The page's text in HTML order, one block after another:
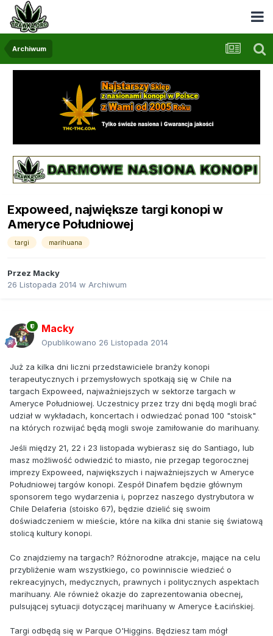
Archiwum
Expoweed, największe targi konopi w
Ameryce Południowej
targi marihuana
Przez Macky
26 Listopada 2014 w Archiwum
Macky
Opublikowano 26 Listopada 2014
Już za kilka dni liczni przedstawiciele branży konopi
terapeutycznych i przemysłowych spotkają się w Chile na
targach Expoweed, najważniejszych w sektorze targach w
Ameryce Południowej. Uczestnicy przez trzy dni będą mogli brać
udział w wykładach, koncertach i odwiedzać ponad 100 "stoisk"
na których rozwijać będą mogli swoje zamiłowanie do marihuany.
Jeśli między 21, 22 i 23 listopada wybierasz się do Santiago, lub
masz możliwość odwiedzić to miasto, nie przegap tegorocznej
imprezy Expoweed, największych i najważniejszych w Ameryce
Południowej targów konopi. Zespół Dinafem będzie głównym
sponsorem tego wydarzenia i, poprzez naszego dystrybutora w
Chile Delaferia (stoisko 67), będzie dzielić się swoim
doświadczeniem w mieście, które na kilka dni stanie się światową
stolicą kultury konopi.
Co znajdziemy na targach? Różnorodne atrakcje, mające na celu
przybliżenie wam wszystkiego, co powinniscie wiedzieć o
rekreacyjnych, medycznych, prawnych i politycznych aspektach
marihuany. Ale również okazje do zaprezentowania obecnej,
pulsującej sytuacji dotyczącej marihuany w Ameryce Łacińskiej.
Targi odbędą się w Parque O'Higgins. Będziesz tam mógł